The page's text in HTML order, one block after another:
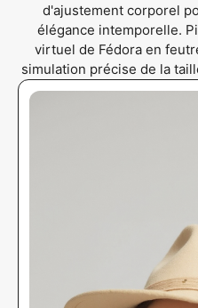
d'ajustement corporel
élégance intemporelle.
virtuel de Fédora en
simulation précise de la